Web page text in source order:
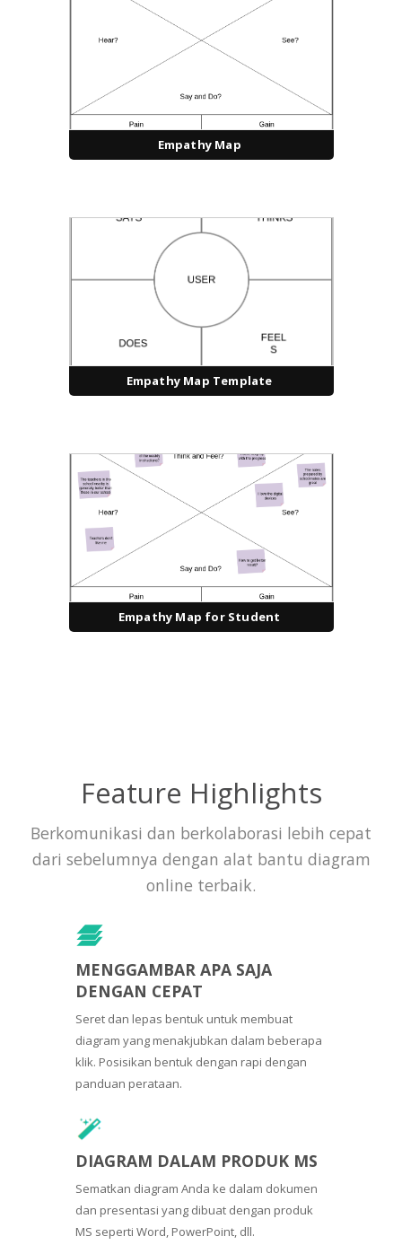
Empathy Map
Empathy Map Template
Empathy Map for Student
Feature Highlights
Berkomunikasi dan berkolaborasi lebih cepat
dari sebelumnya dengan alat bantu diagram
online terbaik.
MENGGAMBAR APA SAJA
DENGAN CEPAT
Seret dan lepas bentuk untuk membuat
diagram yang menakjubkan dalam beberapa
klik. Posisikan bentuk dengan rapi dengan
panduan perataan.
DIAGRAM DALAM PRODUK MS
Sematkan diagram Anda ke dalam dokumen
dan presentasi yang dibuat dengan produk
MS seperti Word, PowerPoint, dll.